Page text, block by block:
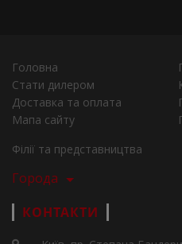
Головна
Стати дилером
Доставка та оплата
Мапа сайту
Філії та представництва
Города
КОНТАКТИ